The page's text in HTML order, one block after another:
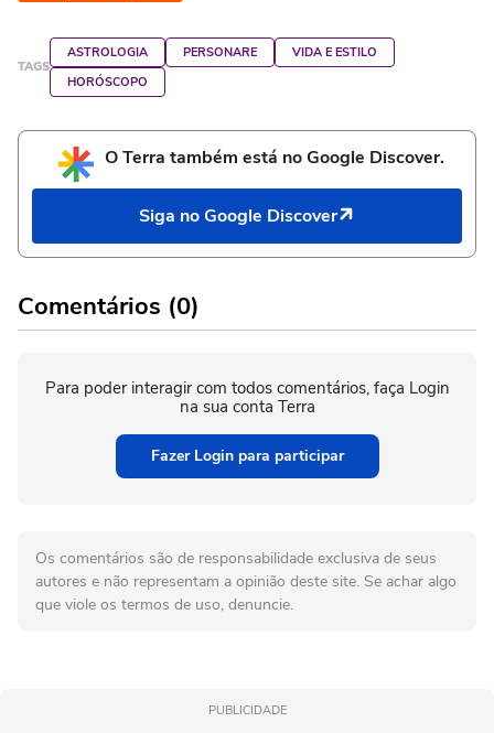
TAGS
ASTROLOGIA PERSONARE
VIDA E ESTILO
HORÓSCOPO
O Terra também está no Google Discover.
Siga no Google Discover
Comentários (0)
Para poder interagir com todos comentários, faça Login
na sua conta Terra
Fazer Login para participar
Os comentários são de responsabilidade exclusiva de seus
autores e não representam a opinião deste site. Se achar algo
que viole os termos de uso, denuncie.
PUBLICIDADE